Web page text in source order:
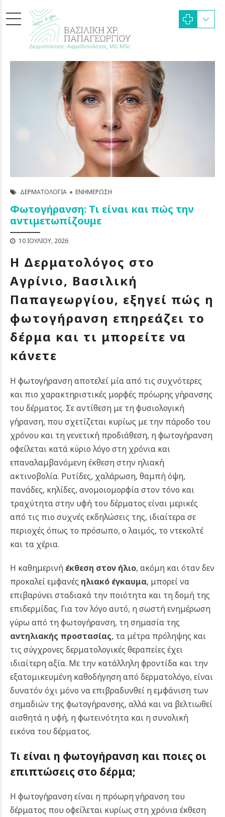
ΔΕΡΜΑΤΟΛΟΓΊΑ ΕΝΗΜΈΡΩΣΗ
Φωτογήρανση: Τι είναι και πώς την
αντιμετωπίζουμε
10 ΙΟΥΛΊΟΥ, 2026
Η Δερματολόγος στο
Αγρίνιο, Βασιλική
Παπαγεωργίου, εξηγεί πώς η
φωτογήρανση επηρεάζει το
δέρμα και τι μπορείτε να
κάνετε
Η φωτογήρανση αποτελεί μία από τις συχνότερες
και πιο χαρακτηριστικές μορφές πρόωρης γήρανσης
του δέρματος. Σε αντίθεση με τη φυσιολογική
γήρανση, που σχετίζεται κυρίως με την πάροδο του
χρόνου και τη γενετική προδιάθεση, η φωτογήρανση
οφείλεται κατά κύριο λόγο στη χρόνια και
επαναλαμβανόμενη έκθεση στην ηλιακή
ακτινοβολία. Ρυτίδες, χαλάρωση, θαμπή όψη,
πανάδες, κηλίδες, ανομοιομορφία στον τόνο και
τραχύτητα στην υφή του δέρματος είναι μερικές
από τις πιο συχνές εκδηλώσεις της, ιδιαίτερα σε
περιοχές όπως το πρόσωπο, ο λαιμός, το ντεκολτέ
και τα χέρια.
Η καθημερινή έκθεση στον ήλιο, ακόμη και όταν δεν
προκαλεί εμφανές ηλιακό έγκαυμα, μπορεί να
επιβαρύνει σταδιακά την ποιότητα και τη δομή της
επιδερμίδας. Για τον λόγο αυτό, η σωστή ενημέρωση
γύρω από τη φωτογήρανση, τη σημασία της
αντηλιακής προστασίας, τα μέτρα πρόληψης και
τις σύγχρονες δερματολογικές θεραπείες έχει
ιδιαίτερη αξία. Με την κατάλληλη φροντίδα και την
εξατομικευμένη καθοδήγηση από δερματολόγο, είναι
δυνατόν όχι μόνο να επιβραδυνθεί η εμφάνιση των
σημαδιών της φωτογήρανσης, αλλά και να βελτιωθεί
αισθητά η υφή, η φωτεινότητα και η συνολική
εικόνα του δέρματος.
Τι είναι η φωτογήρανση και ποιες οι
επιπτώσεις στο δέρμα;
Η φωτογήρανση είναι η πρόωρη γήρανση του
δέρματος που οφείλεται κυρίως στη χρόνια έκθεση